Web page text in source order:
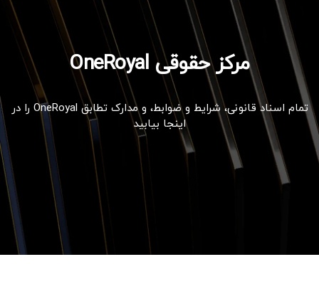
مرکز حقوقی OneRoyal
تمام اسناد قانونی، شرایط و ضوابط، و مدارک تطابق OneRoyal را در
اینجا بیابید